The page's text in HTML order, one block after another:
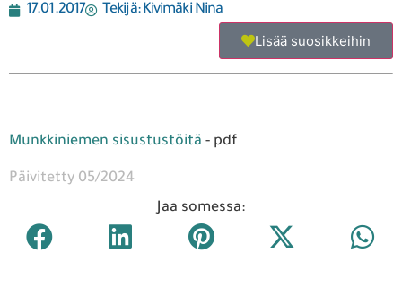
17.01.2017 Tekijä:Kivimäki Nina
Lisää suosikkeihin
Munkkiniemen sisustustöitä - pdf
Päivitetty 05/2024
Jaa somessa: